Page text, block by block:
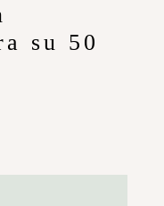
su 50